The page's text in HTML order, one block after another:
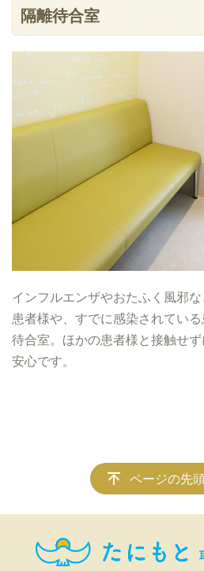
隔離待合室
インフルエンザやおたふく風邪
患者様や、すでに感染されてい
待合室。ほかの患者様と接触せ
安心です。
ページの先